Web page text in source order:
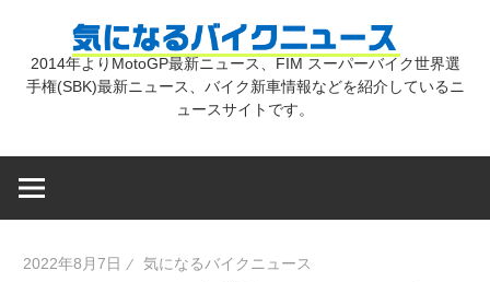
気
2014年よりMotoGP最新ニュース、FIM スーパーバイク世界選
手権(SBK)最新ニュース、バイク新車情報などを紹介しているニ
ュースサイトです。
2022年8月7日 気になるバイクニュース